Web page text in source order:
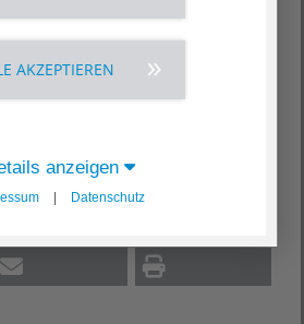
AKZEPTIEREN
anzeigen
Datenschutz